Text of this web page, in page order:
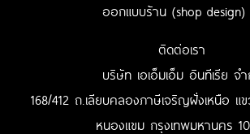
ออกแบบร้าน (shop design)
ติดต่อเรา
บริษัท เอเอ็มเอ็ม อินทีเรีย จ
168/412 ถ.เลียบคลองภาษีเจริญฝั่งเหนือ แ
หนองแขม กรุงเทพมหานคร